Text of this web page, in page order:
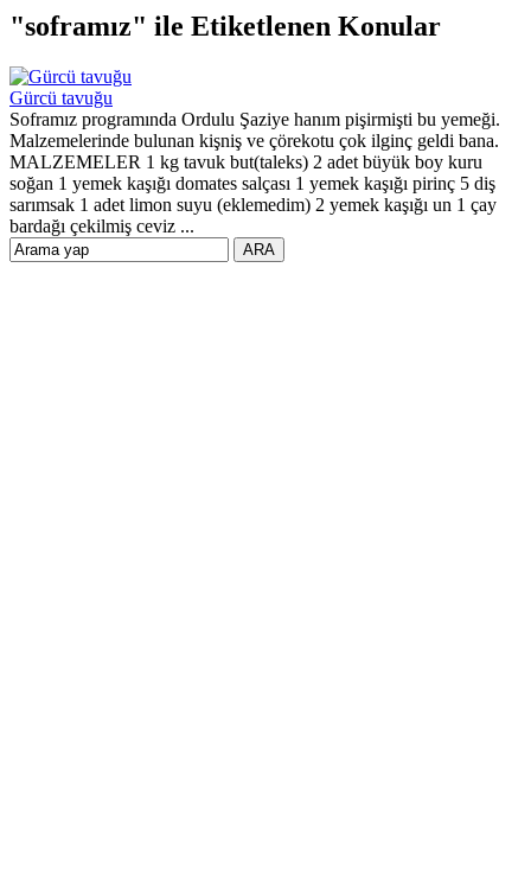
"soframız" ile Etiketlenen Konular
Gürcü tavuğu
Soframız programında Ordulu Şaziye hanım pişirmişti bu yemeği.
Malzemelerinde bulunan kişniş ve çörekotu çok ilginç geldi bana.
MALZEMELER 1 kg tavuk but(taleks) 2 adet büyük boy kuru
soğan 1 yemek kaşığı domates salçası 1 yemek kaşığı pirinç 5 diş
sarımsak 1 adet limon suyu (eklemedim) 2 yemek kaşığı un 1 çay
bardağı çekilmiş ceviz ...